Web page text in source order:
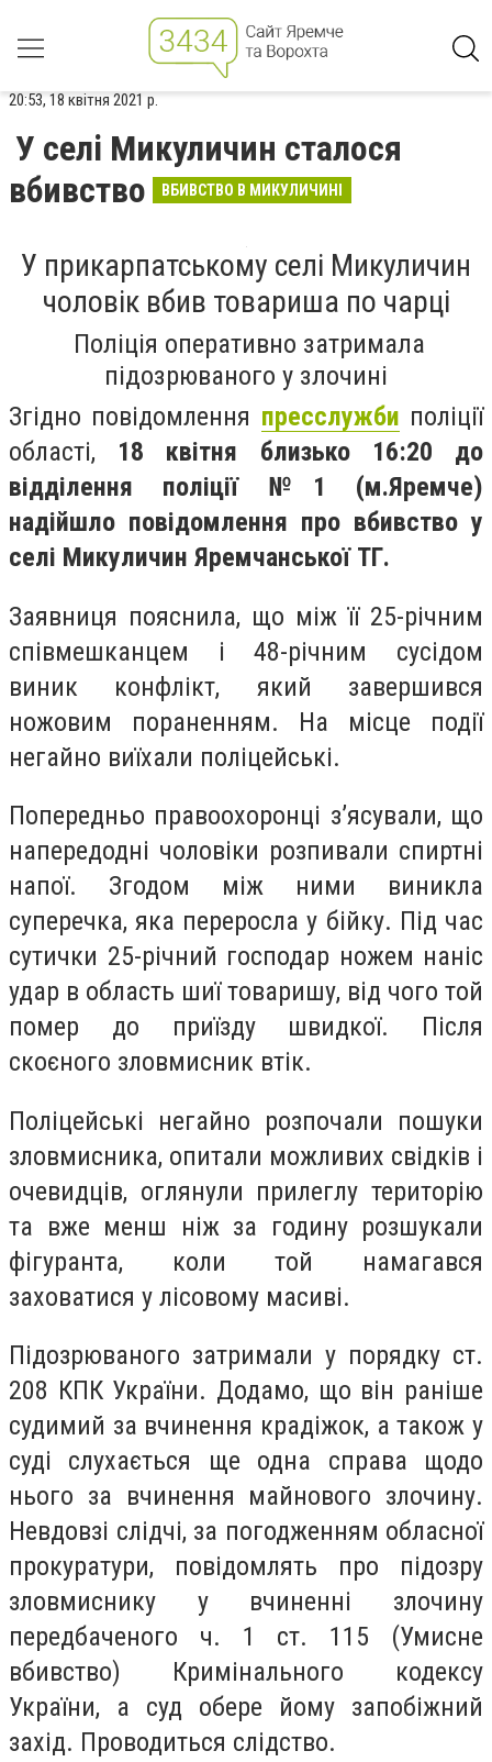
20:53, 18 квітня 2021 р.
У селі Микуличин сталося
вбивство
ВБИВСТВО В МИКУЛИЧИНІ
У прикарпатському селі Микуличин
чоловік вбив товариша по чарці
Поліція оперативно затримала
підозрюваного у злочині
Згідно повідомлення пресслужби поліції
області, 18 квітня близько 16:20 до
відділення поліції №1 (м.Яремче)
надійшло повідомлення про вбивство у
селі Микуличин Яремчанської ТГ.
Заявниця пояснила, що між її 25-річним
співмешканцем і 48-річним сусідом
виник конфлікт, який завершився
ножовим пораненням. На місце події
негайно виїхали поліцейські.
Попередньо правоохоронці з’ясували, що
напередодні чоловіки розпивали спиртні
напої. Згодом між ними виникла
суперечка, яка переросла у бійку. Під час
сутички 25-річний господар ножем наніс
удар в область шиї товаришу, від чого той
помер до приїзду швидкої. Після
скоєного зловмисник втік.
Поліцейські негайно розпочали пошуки
зловмисника, опитали можливих свідків і
очевидців, оглянули прилеглу територію
та вже менш ніж за годину розшукали
фігуранта, коли той намагався
заховатися у лісовому масиві.
Підозрюваного затримали у порядку ст.
208 КПК України. Додамо, що він раніше
судимий за вчинення крадіжок, а також у
суді слухається ще одна справа щодо
нього за вчинення майнового злочину.
Невдовзі слідчі, за погодженням обласної
прокуратури, повідомлять про підозру
зловмиснику у вчиненні злочину
передбаченого ч. 1 ст. 115 (Умисне
вбивство) Кримінального кодексу
України, а суд обере йому запобіжний
захід. Проводиться слідство.